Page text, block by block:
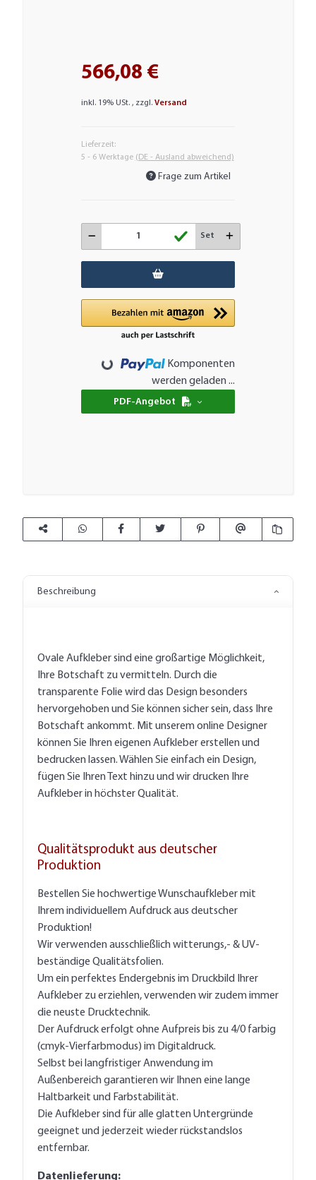
566,08 €
inkl. 19% USt. , zzgl. Versand
Lieferzeit:
5 - 6 Werktage (DE - Ausland abweichend)
Frage zum Artikel
Set
Loading...
Komponenten
werden geladen ...
PDF-Angebot
Beschreibung
Ovale Aufkleber sind eine großartige Möglichkeit,
Ihre Botschaft zu vermitteln. Durch die
transparente Folie wird das Design besonders
hervorgehoben und Sie können sicher sein, dass Ihre
Botschaft ankommt. Mit unserem online Designer
können Sie Ihren eigenen Aufkleber erstellen und
bedrucken lassen. Wählen Sie einfach ein Design,
fügen Sie Ihren Text hinzu und wir drucken Ihre
Aufkleber in höchster Qualität.
Qualitätsprodukt aus deutscher
Produktion
Bestellen Sie hochwertige Wunschaufkleber mit
Ihrem individuellem Aufdruck aus deutscher
Produktion!
Wir verwenden ausschließlich witterungs,- & UV-
beständige Qualitätsfolien.
Um ein perfektes Endergebnis im Druckbild Ihrer
Aufkleber zu erziehlen, verwenden wir zudem immer
die neuste Drucktechnik.
Der Aufdruck erfolgt ohne Aufpreis bis zu 4/0 farbig
(cmyk-Vierfarbmodus) im Digitaldruck.
Selbst bei langfristiger Anwendung im
Außenbereich garantieren wir Ihnen eine lange
Haltbarkeit und Farbstabilität.
Die Aufkleber sind für alle glatten Untergründe
geeignet und jederzeit wieder rückstandslos
entfernbar.
Datenlieferung: